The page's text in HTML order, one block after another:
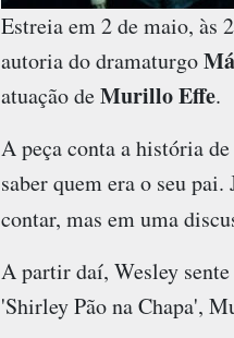
Estreia em 2 de maio, às
autoria do dramaturgo
atuação deMurillo Effe.
A peça conta a história
saber quem era o seu
contar, mas em uma
A partir daí, Wesley
'Shirley Pão na Chapa',